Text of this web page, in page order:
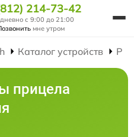
214-73-42
с 9:00 до 21:00
мне утром
Каталог устройств
прицела